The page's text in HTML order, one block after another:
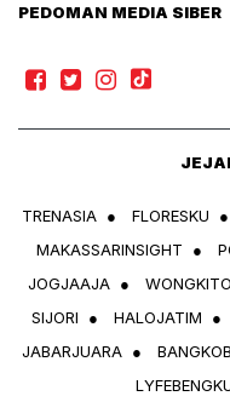
PEDOMAN MEDIA SIBER
TRENASIA ● FLORESKU ●
MAKASSARINSIGHT
●
JOGJAAJA ● WONGKITO
SIJORI
● HALOJATIM ●
JABARJUARA ●